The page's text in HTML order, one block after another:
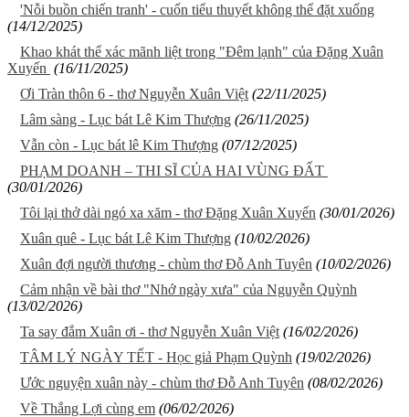
'Nỗi buồn chiến tranh' - cuốn tiểu thuyết không thể đặt xuống
(14/12/2025)
Khao khát thể xác mãnh liệt trong "Đêm lạnh" của Đặng Xuân
Xuyến (16/11/2025)
Ơi Tràn thôn 6 - thơ Nguyễn Xuân Việt (22/11/2025)
Lâm sàng - Lục bát Lê Kim Thượng (26/11/2025)
Vẫn còn - Lục bát lê Kim Thượng (07/12/2025)
PHẠM DOANH – THI SĨ CỦA HAI VÙNG ĐẤT
(30/01/2026)
Tôi lại thở dài ngó xa xăm - thơ Đặng Xuân Xuyến (30/01/2026)
Xuân quê - Lục bát Lê Kim Thượng (10/02/2026)
Xuân đợi người thương - chùm thơ Đỗ Anh Tuyên (10/02/2026)
Cảm nhận về bài thơ "Nhớ ngày xưa" của Nguyễn Quỳnh
(13/02/2026)
Ta say đắm Xuân ơi - thơ Nguyễn Xuân Việt (16/02/2026)
TÂM LÝ NGÀY TẾT - Học giả Phạm Quỳnh (19/02/2026)
Ước nguyện xuân này - chùm thơ Đỗ Anh Tuyên (08/02/2026)
Về Thắng Lợi cùng em (06/02/2026)